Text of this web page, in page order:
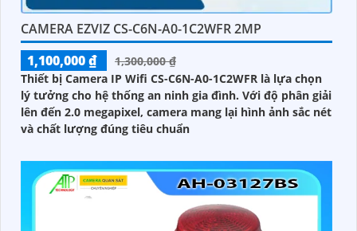
CAMERA EZVIZ CS-C6N-A0-1C2WFR 2MP
1,100,000 ₫
1,300,000 ₫
Thiết bị Camera IP Wifi CS-C6N-A0-1C2WFR là lựa chọn
lý tưởng cho hệ thống an ninh gia đình. Với độ phân giải
lên đến 2.0 megapixel, camera mang lại hình ảnh sắc nét
và chất lượng đúng tiêu chuẩn